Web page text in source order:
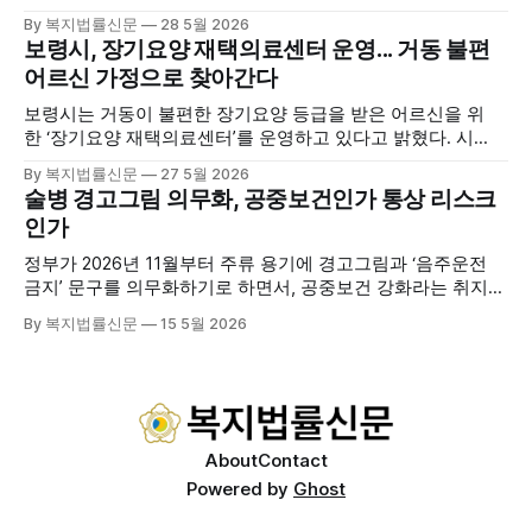
행사에는 서산시 관내 주·야간보호기관 관계자와 종사자, 유관
기관 내빈 등 약 100여명이 참석했으며, 서산시청 관계자, 서
산시노인복지시설협회, 서산시재가복지협회, 서산시사회복지
사협회 등 지역 노인복지 관련 기관 관계자들이 함께해 협회
출범을 축하했다. 서산시노인주야간보호협회는 서산시 소재
By 복지법률신문 28 5월 2026
보령시, 장기요양 재택의료센터 운영... 거동 불편
어르신 가정으로 찾아간다
보령시는 거동이 불편한 장기요양 등급을 받은 어르신을 위
한 ‘장기요양 재택의료센터’를 운영하고 있다고 밝혔다. 시
고 본격적인 서비스 제공에 나서고 있다. 재택의료센터
는 (한)의사가 거동 불편으로 의료기관 이용이 어렵다고 판단
한 장기요양 등급자를 대상으로, (한)의사·간호사·사회복지사
로 구성된 다학제 팀이 직접 가정을 방문해 건강관리서비스
를 제공하는
By 복지법률신문 27 5월 2026
술병 경고그림 의무화, 공중보건인가 통상 리스크
인가
정부가 2026년 11월부터 주류 용기에 경고그림과 ‘음주운전
금지’ 문구를 의무화하기로 하면서, 공중보건 강화라는 취지와
도는 국제 통상 규범, 영세업체 부담, 소비자 선택권 등 다양한
By 복지법률신문 15 5월 2026
AboutContact
Powered by Ghost